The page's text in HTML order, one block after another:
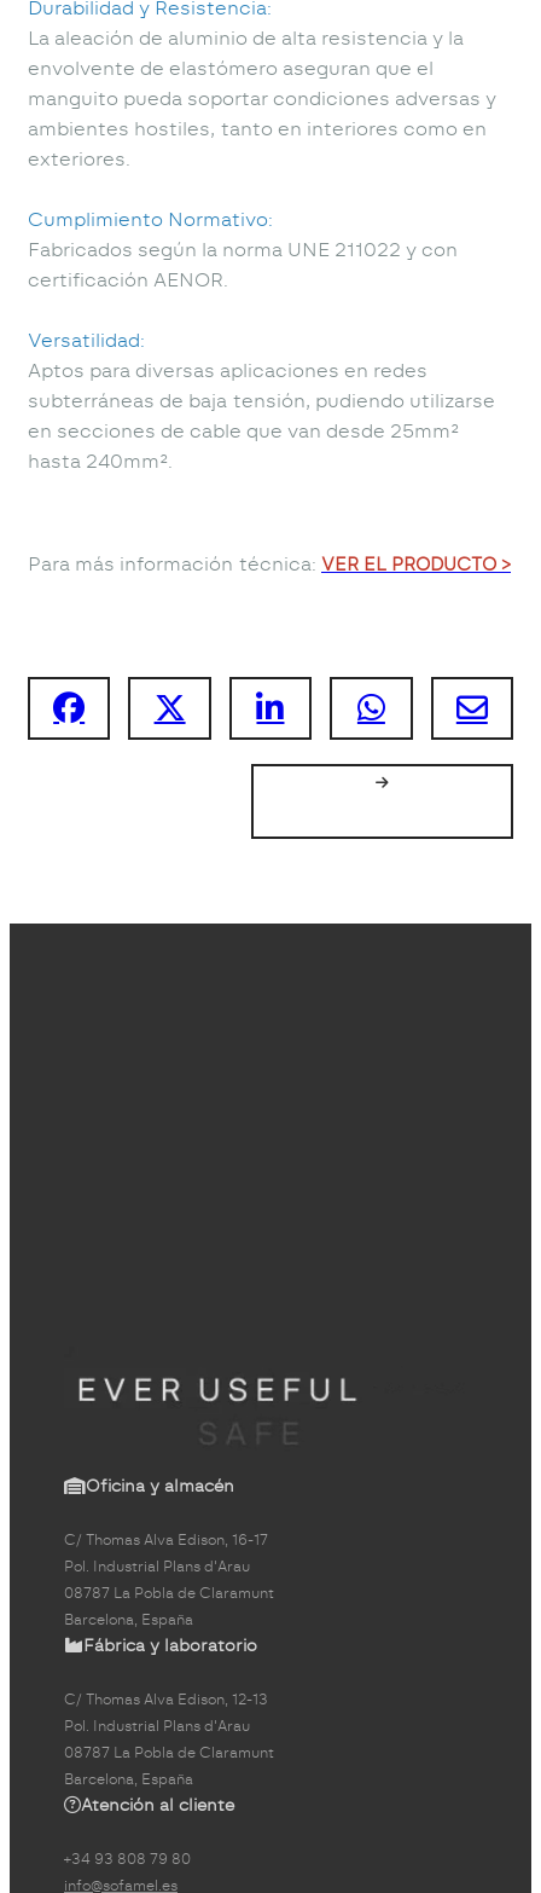
Durabilidad y Resistencia:
La aleación de aluminio de alta resistencia y la
envolvente de elastómero aseguran que el
manguito pueda soportar condiciones adversas y
ambientes hostiles, tanto en interiores como en
exteriores.
Cumplimiento Normativo:
Fabricados según la norma UNE 211022 y con
certificación AENOR.
Versatilidad:
Aptos para diversas aplicaciones en redes
subterráneas de baja tensión, pudiendo utilizarse
en secciones de cable que van desde 25mm²
hasta 240mm².
Para más información técnica: VER EL PRODUCTO >
Oficina y almacén
C/ Thomas Alva Edison, 16-17
Pol. Industrial Plans d'Arau
08787 La Pobla de Claramunt
Barcelona, España
Fábrica y laboratorio
C/ Thomas Alva Edison, 12-13
Pol. Industrial Plans d'Arau
08787 La Pobla de Claramunt
Barcelona, España
Atención al cliente
+34 93 808 79 80
info@sofamel.es